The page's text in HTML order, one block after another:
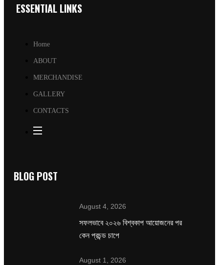
ESSENTIAL LINKS
Home
ABOUT
MERCHANDISE
GALLERY
CONTACTS
BLOG POST
August 4, 2026
সফলভাবে ২০২৬ বিশ্বকাপ আয়োজনের পর
কেন প্রচন্ড চাপে
August 1, 2026